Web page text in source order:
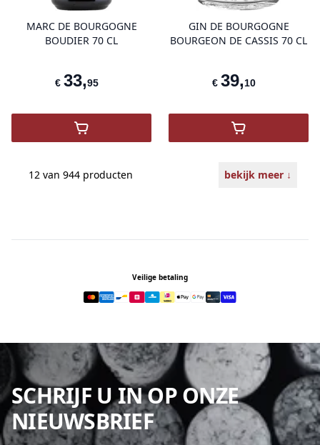
MARC DE BOURGOGNE
BOUDIER 70 CL
€ 33,95
,MARC DE BOURGOGNE BOUDIER 70 CL
GIN DE BOURGOGNE
BOURGEON DE CASSIS 70 CL
€ 39,10
,GIN BG
12 van 944 producten bekijk meer ↓
Veilige betaling
SCHRIJF U IN OP ONZE
NIEUWSBRIEF